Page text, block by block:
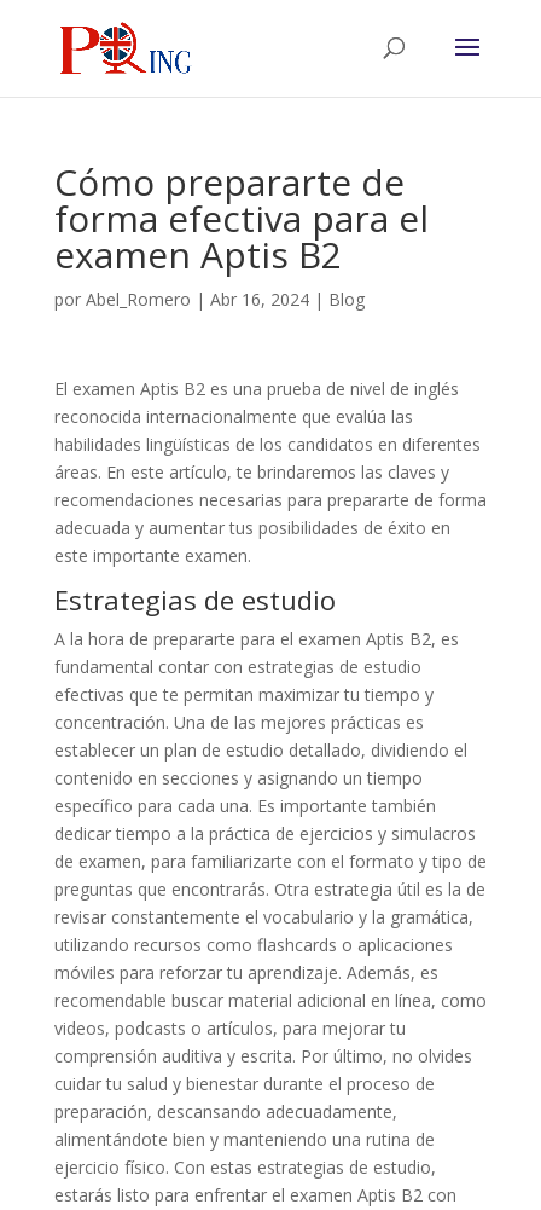
Cómo prepararte de
forma efectiva para el
examen Aptis B2
por Abel_Romero | Abr 16, 2024| Blog
El examen Aptis B2 es una prueba de nivel de inglés
reconocida internacionalmente que evalúa las
habilidades lingüísticas de los candidatos en diferentes
áreas. En este artículo, te brindaremos las claves y
recomendaciones necesarias para prepararte de forma
adecuada y aumentar tus posibilidades de éxito en
este importante examen.
Estrategias de estudio
A la hora de prepararte para el examen Aptis B2, es
fundamental contar con estrategias de estudio
efectivas que te permitan maximizar tu tiempo y
concentración. Una de las mejores prácticas es
establecer un plan de estudio detallado, dividiendo el
contenido en secciones y asignando un tiempo
específico para cada una. Es importante también
dedicar tiempo a la práctica de ejercicios y simulacros
de examen, para familiarizarte con el formato y tipo de
preguntas que encontrarás. Otra estrategia útil es la de
revisar constantemente el vocabulario y la gramática,
utilizando recursos como flashcards o aplicaciones
móviles para reforzar tu aprendizaje. Además, es
recomendable buscar material adicional en línea, como
videos, podcasts o artículos, para mejorar tu
comprensión auditiva y escrita. Por último, no olvides
cuidar tu salud y bienestar durante el proceso de
preparación, descansando adecuadamente,
alimentándote bien y manteniendo una rutina de
ejercicio físico. Con estas estrategias de estudio,
estarás listo para enfrentar el examen Aptis B2 con